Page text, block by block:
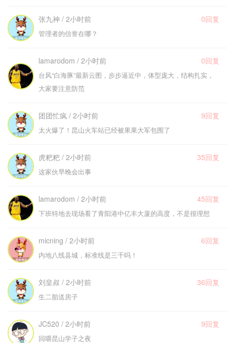
张九神 / 2小时前 0回复
管理者的信誉在哪？
lamarodom / 2小时前 0回复
台风“白海豚”最新云图，步步逼近中，体型庞大，结构扎实，
大家要注意防范
团团忙疯 / 2小时前 9回复
太火爆了！昆山火车站已经被果果大军包围了
虎粑粑 / 2小时前 35回复
这家伙早晚会出事
lamarodom / 2小时前 45回复
下班特地去现场看了青阳港中亿丰大厦的高度，不是很理想
micning / 2小时前 6回复
内地八线县城，标准线是三千吗！
刘皇叔 / 2小时前 36回复
生二胎送房子
JC520 / 2小时前 9回复
回嚼昆山学子之夜